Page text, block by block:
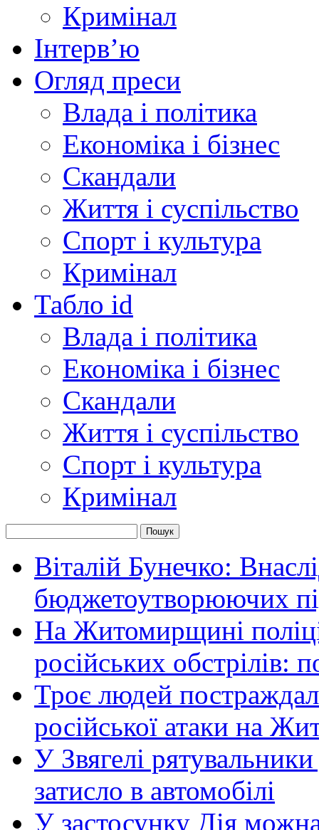
Кримінал
Інтерв’ю
Огляд преси
Влада і політика
Економіка і бізнес
Скандали
Життя і суспільство
Спорт і культура
Кримінал
Табло id
Влада і політика
Економіка і бізнес
Скандали
Життя і суспільство
Спорт і культура
Кримінал
Віталій Бунечко:
бюджетоутворюючих
На Житомирщині
російських обстрілів:
Троє людей
російської атаки на
У Звягелі
затисло в автомобілі
У застосунку Дія